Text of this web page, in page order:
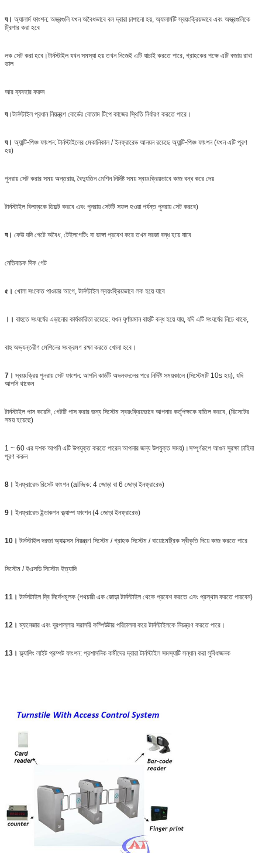
ঘ। অ্যালার্ম ফাংশন: অস্ত্রগুলি যখন অবৈধভাবে বল দ্বারা চাপানো হয়, অ্যালার্মটি স্বয়ংক্রিয়ভাবে এবং অস্ত্রগুলিকে
ট্রিগার করা হবে
লক সেট করা হবে।টার্নস্টাইল যখন সমস্যা হয় তখন নিজেই এটি যাচাই করতে পারে, গ্রাহকের পক্ষে এটি বজায় রাখা
ভাল
আর ব্যবহার করুন
ঘ।টার্নস্টাইল প্রধান নিয়ন্ত্রণ বোর্ডের বোতাম টিপে কাজের স্থিতি নির্ধারণ করতে পারে।
ঘ। অ্যান্টি-পিঞ্চ ফাংশন: টার্নস্টাইলের মেকানিকাল / ইনফ্রারেড আনয়ন রয়েছে অ্যান্টি-পিঞ্চ ফাংশন (যখন এটি পূরণ
হয়)
পুনরায় সেট করার সময় অন্তরায়, বৈদ্যুতিন মেশিন নির্দিষ্ট সময় স্বয়ংক্রিয়ভাবে কাজ বন্ধ করে দেয়
টার্নস্টাইল বিলম্বকে ডিফল্ট করবে এবং পুনরায় সেটটি সফল হওয়া পর্যন্ত পুনরায় সেট করবে)
ঘ। কেউ যদি গেটে অবৈধ, টেইলগেটিং বা ভাঙ্গা প্রবেশ করে তখন দরজা বন্ধ হয়ে যাবে
নেতিবাচক দিক গেট
৫। খোলা সংকেত পাওয়ার আগে, টার্নস্টাইল স্বয়ংক্রিয়ভাবে লক হয়ে যাবে
।। বাহুতে সংঘর্ষের এড়ানোর কার্যকারিতা রয়েছে: যখন ঘূর্ণায়মান বাহুটি বন্ধ হয়ে যায়, যদি এটি সংঘর্ষের নিচে থাকে,
বাহু অভ্যন্তরীণ মেশিনের সংক্রমণ রক্ষা করতে খোলা হবে।
7। স্বয়ংক্রিয় পুনরায় সেট ফাংশন: আপনি কার্ডটি অদলবদলের পরে নির্দিষ্ট সময়কালে (সিস্টেমটি 10s হয়), যদি
আপনি থাকেন
টার্নস্টাইল পাস করেনি, গেটটি পাস করার জন্য সিস্টেম স্বয়ংক্রিয়ভাবে আপনার কর্তৃপক্ষকে বাতিল করবে, (রিসেটের
সময় হয়েছে)
1 ~ 60 এর দশক আপনি এটি উপযুক্ত করতে পারেন আপনার জন্য উপযুক্ত সময়)।সম্পূর্ণরূপে আগুন সুরক্ষা চাহিদা
পূরণ করুন
8। ইনফ্রারেড রিসেট ফাংশন (alচ্ছিক: 4 জোড়া বা 6 জোড়া ইনফ্রারেড)
9। ইনফ্রারেড ইন্ডাকশন ক্ল্যাম্প ফাংশন (4 জোড়া ইনফ্রারেড)
10। টার্নস্টাইল দরজা অ্যাক্সেস নিয়ন্ত্রণ সিস্টেম / গ্রাহক সিস্টেম / বায়োমেট্রিক স্বীকৃতি দিয়ে কাজ করতে পারে
সিস্টেম / ইএসডি সিস্টেম ইত্যাদি
11। টার্নসটাইল দ্বি নির্দেশমূলক (পথচারী এক জোড়া টার্নস্টাইল থেকে প্রবেশ করতে এবং প্রস্থান করতে পারবেন)
12। ম্যানেজার এবং দূরপাল্লার সরাসরি কম্পিউটার পরিচালনা করে টার্নস্টাইলকে নিয়ন্ত্রণ করতে পারে।
13। ফ্ল্যাশিং লাইট প্রম্পট ফাংশন: প্রশাসনিক কর্মীদের দ্বারা টার্নস্টাইল সমস্যাটি সন্ধান করা সুবিধাজনক